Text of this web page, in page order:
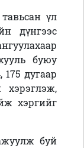
үл
дүнгээс
буюу
175 дугаар
хэрэглэж,
хэргийг
буй